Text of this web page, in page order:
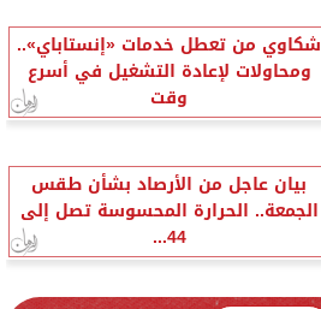
شكاوي من تعطل خدمات «إنستاباي»..
ومحاولات لإعادة التشغيل في أسرع
وقت
بيان عاجل من الأرصاد بشأن طقس
الجمعة.. الحرارة المحسوسة تصل إلى
44...